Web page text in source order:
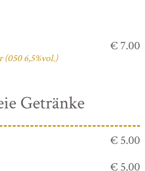
6,5%vol.)
€ 7.00
Getränke
€ 5.00
€ 5.00